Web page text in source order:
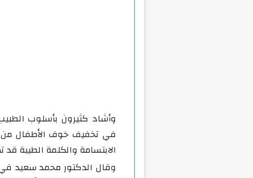
وأشاد كثيرون بأسلوب
في تخفيف خوف الأطفال من
الابتسامة والكلمة الطيبة
وقال الدكتور محمد سعيد في